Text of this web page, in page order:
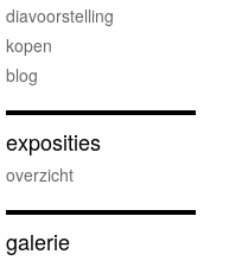
diavoorstelling
kopen
blog
exposities
overzicht
galerie